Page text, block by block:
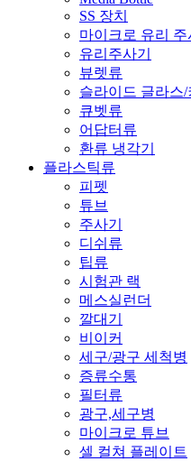
SS 장치
마이크로 유리 주
유리주사기
뷰렛류
슬라이드 글라스
큐벳류
어답터류
환류 냉각기
플라스틱류
피펫
튜브
주사기
디쉬류
팁류
시험관 랙
메스실런더
깔대기
비이커
세구/광구 세척병
증류수통
필터류
광구,세구병
마이크로 튜브
셀 컬쳐 플레이트